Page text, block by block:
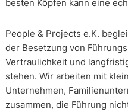
besten Köpfen kann eine
People & Projects e.K.
der Besetzung von
Vertraulichkeit und
stehen. Wir arbeiten mit
Unternehmen,
zusammen, die Führung